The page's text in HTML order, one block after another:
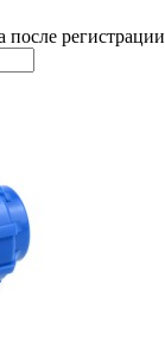
после регистрации